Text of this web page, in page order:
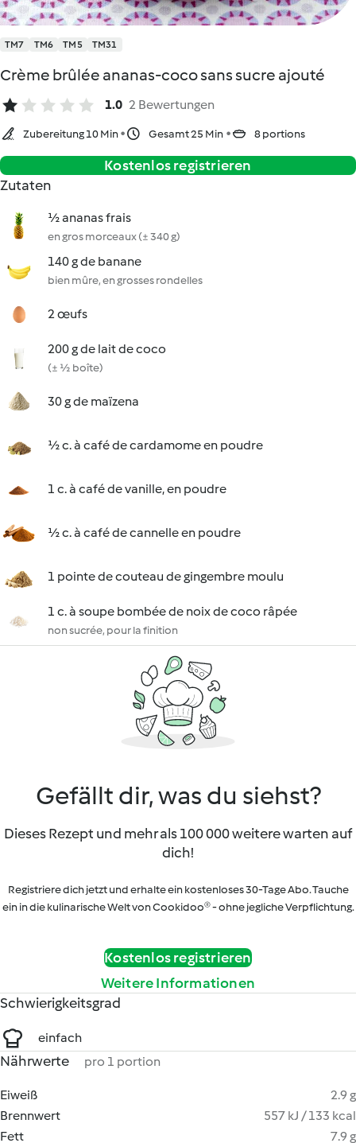
TM7 TM6 TM5 TM31
Crème brûlée ananas-coco sans sucre ajouté
1.0 2 Bewertungen
Zubereitung 10 Min Gesamt 25 Min 8 portions
Kostenlos registrieren
Zutaten
½ ananas frais
en gros morceaux (± 340 g)
140 g de banane
bien mûre, en grosses rondelles
2 œufs
200 g de lait de coco
(± ½ boîte)
30 g de maïzena
½ c. à café de cardamome en poudre
1 c. à café de vanille, en poudre
½ c. à café de cannelle en poudre
1 pointe de couteau de gingembre moulu
1 c. à soupe bombée de noix de coco râpée
non sucrée, pour la finition
Gefällt dir, was du siehst?
Dieses Rezept und mehr als 100 000 weitere warten auf
dich!
Registriere dich jetzt und erhalte ein kostenloses 30-Tage Abo. Tauche
ein in die kulinarische Welt von Cookidoo® - ohne jegliche Verpflichtung.
Kostenlos registrieren
Weitere Informationen
Schwierigkeitsgrad
einfach
Nährwerte pro 1 portion
Eiweiß
2.9 g
Brennwert
557 kJ / 133 kcal
Fett
7.9 g